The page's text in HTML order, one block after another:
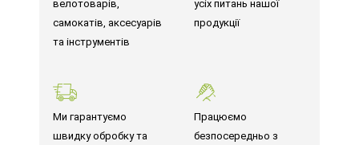
велотоварів,
самокатів, аксесуарів
та інструментів
усіх питань нашої
продукції
Ми гарантуємо
швидку обробку та
Працюємо
безпосередньо з